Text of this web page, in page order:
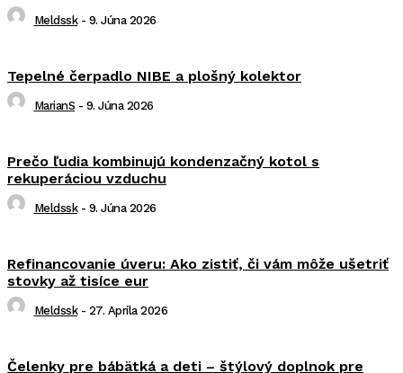
Meldssk - 9. Júna 2026
Tepelné čerpadlo NIBE a plošný kolektor
MarianS - 9. Júna 2026
Prečo ľudia kombinujú kondenzačný kotol s
rekuperáciou vzduchu
Meldssk - 9. Júna 2026
Refinancovanie úveru: Ako zistiť, či vám môže ušetriť
stovky až tisíce eur
Meldssk - 27. Apríla 2026
Čelenky pre bábätká a deti – štýlový doplnok pre